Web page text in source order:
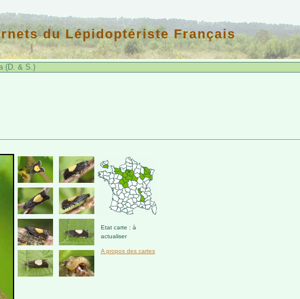
du Lépidoptériste Français
(D. & S.)
Etat carte : à
actualiser
A propos des cartes